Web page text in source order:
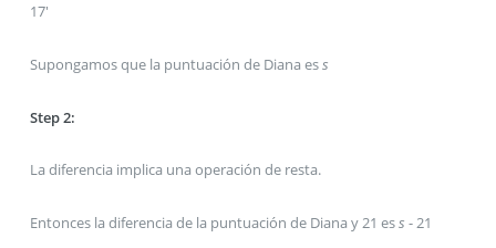
17'
Supongamos que la puntuación de Diana ess
Step 2:
La diferencia implica una operación de resta.
Entonces la diferencia de la puntuación de Diana y 21 ess - 21